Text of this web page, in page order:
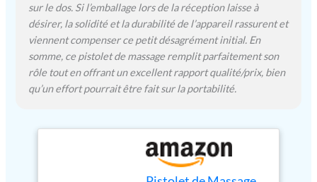
de travail et facile à
transporter : le pistolet de
massage est équipé d'une
batterie au lithium
rechargeable de haute
qualité de 2500 mAh.
Écran LCD avec affichage
résiduelle. Après une
charge complète, il peut
fonctionner en continu
pendant 6 à 8 heures.
sur le dos. Si l’emballage lors de la réception laisse à
désirer, la solidité et la durabilité de l’appareil rassurent et
viennent compenser ce petit désagrément initial. En
somme, ce pistolet de massage remplit parfaitement son
rôle tout en offrant un excellent rapport qualité/prix, bien
qu’un effort pourrait être fait sur la portabilité.